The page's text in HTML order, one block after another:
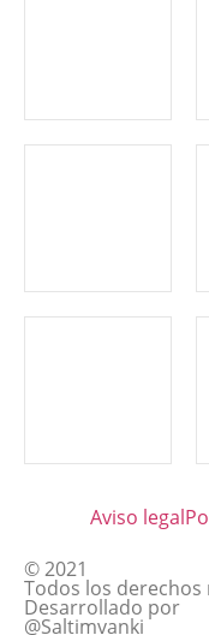
Aviso legal
© 2021
Todos los derechos
Desarrollado por
@Saltimvanki